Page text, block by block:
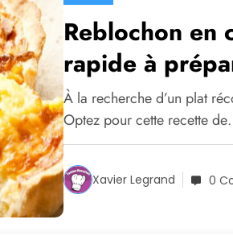
Reblochon en
rapide à
À la recherche d’un plat
Optez pour cette recette
Xavier Legrand 0